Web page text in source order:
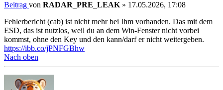
Beitrag von RADAR_PRE_LEAK » 17.05.2026, 17:08
Fehlerbericht (cab) ist nicht mehr bei Ihm vorhanden. Das mit dem
ESD, das ist nutzlos, weil du an dem Win-Fenster nicht vorbei
kommst, ohne den Key und den kann/darf er nicht weitergeben.
https://ibb.co/jPNFGBhw
Nach oben